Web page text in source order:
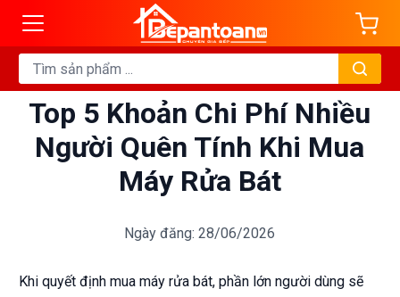
Top 5 Khoản Chi Phí Nhiều
Người Quên Tính Khi Mua
Máy Rửa Bát
Ngày đăng: 28/06/2026
Khi quyết định mua máy rửa bát, phần lớn người dùng sẽ